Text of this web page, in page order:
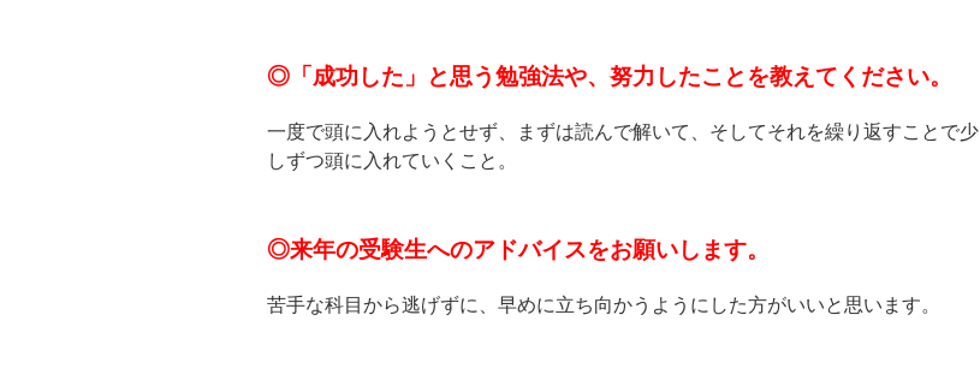
◎「成功した」と思う勉強法や、努力したことを教えてください。
一度で頭に入れようとせず、まずは読んで解いて、そしてそれを繰り返すことで少
しずつ頭に入れていくこと。
◎来年の受験生へのアドバイスをお願いします。
苦手な科目から逃げずに、早めに立ち向かうようにした方がいいと思います。